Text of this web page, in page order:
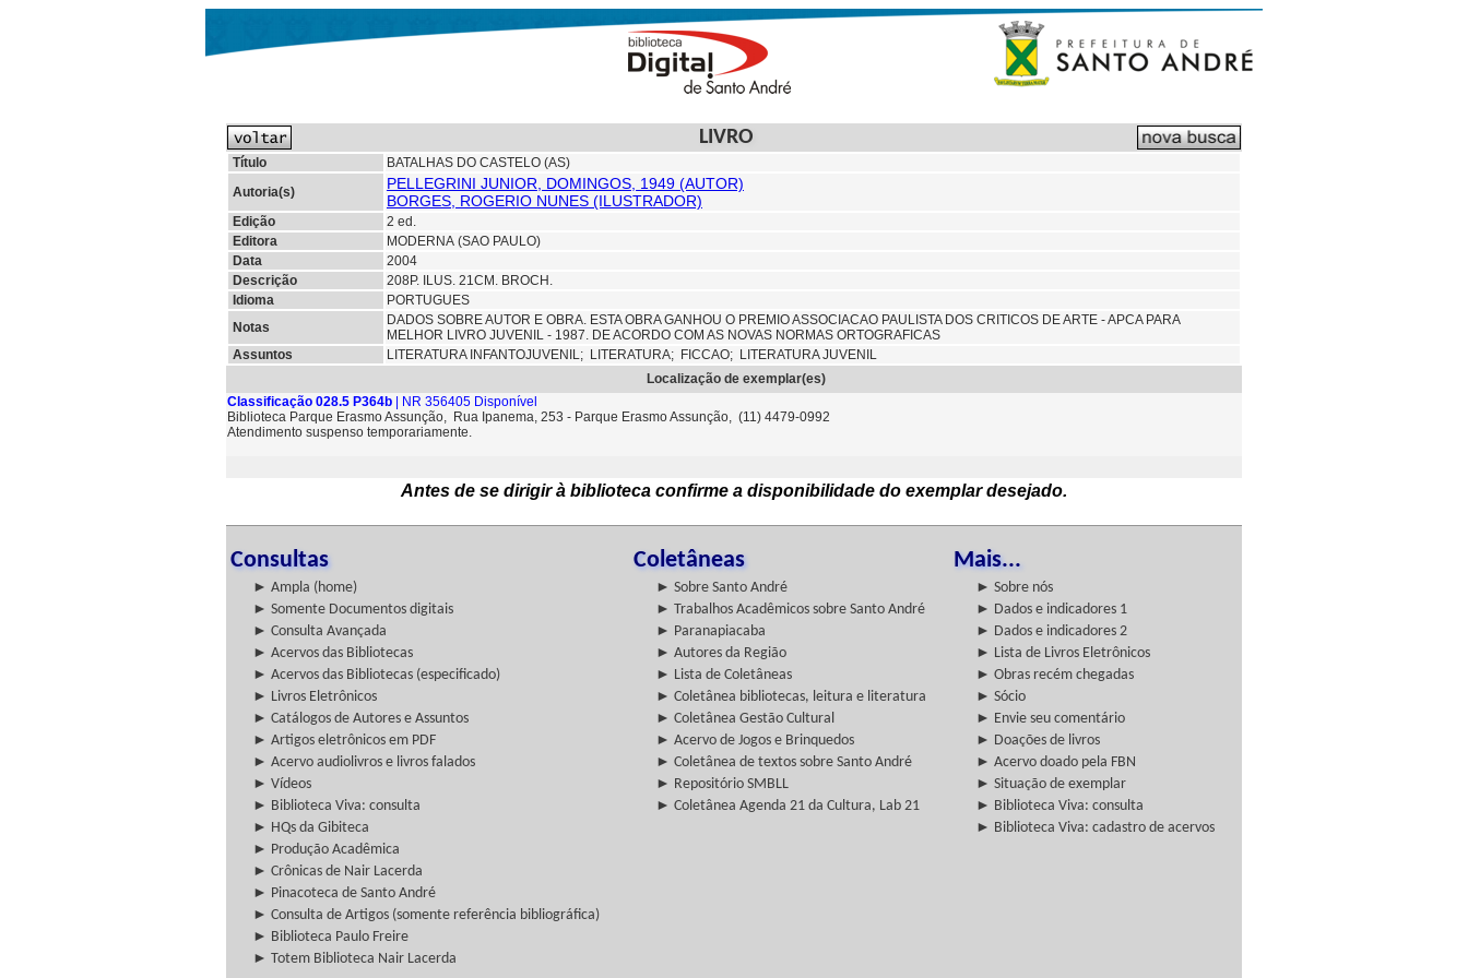
LIVRO
Título
BATALHAS DO CASTELO (AS)
Autoria(s)
PELLEGRINI JUNIOR, DOMINGOS, 1949 (AUTOR)
BORGES, ROGERIO NUNES (ILUSTRADOR)
Edição
2 ed.
Editora
MODERNA (SAO PAULO)
Data
2004
Descrição
208P. ILUS. 21CM. BROCH.
Idioma
PORTUGUES
Notas
DADOS SOBRE AUTOR E OBRA. ESTA OBRA GANHOU O PREMIO ASSOCIACAO PAULISTA DOS CRITICOS DE ARTE - APCA PARA
MELHOR LIVRO JUVENIL - 1987. DE ACORDO COM AS NOVAS NORMAS ORTOGRAFICAS
Assuntos
LITERATURA INFANTOJUVENIL; LITERATURA; FICCAO; LITERATURA JUVENIL
Localização de exemplar(es)
Classificação 028.5 P364b | NR 356405 Disponível
Biblioteca Parque Erasmo Assunção, Rua Ipanema, 253 - Parque Erasmo Assunção, (11) 4479-0992
Atendimento suspenso temporariamente.
Antes de se dirigir à biblioteca confirme a disponibilidade do exemplar desejado.
Consultas Coletâneas Mais...
► Ampla (home) ► Sobre Santo André
► Sobre nós
► Somente Documentos digitais
► Trabalhos Acadêmicos sobre Santo André
► Dados e indicadores 1
► Consulta Avançada
► Paranapiacaba
► Dados e indicadores 2
► Acervos das Bibliotecas
► Autores da Região
► Lista de Livros Eletrônicos
► Acervos das Bibliotecas (especificado)
► Lista de Coletâneas
► Obras recém chegadas
► Livros Eletrônicos
► Coletânea bibliotecas, leitura e literatura
► Sócio
► Catálogos de Autores e Assuntos
► Coletânea Gestão Cultural
► Envie seu comentário
► Artigos eletrônicos em PDF
► Acervo de Jogos e Brinquedos
► Doações de livros
► Acervo audiolivros e livros falados
► Coletânea de textos sobre Santo André
► Acervo doado pela FBN
► Vídeos
► Repositório SMBLL
► Situação de exemplar
► Biblioteca Viva: consulta
► Coletânea Agenda 21 da Cultura, Lab 21
► Biblioteca Viva: consulta
► HQs da Gibiteca
► Biblioteca Viva: cadastro de acervos
► Produção Acadêmica
► Crônicas de Nair Lacerda
► Pinacoteca de Santo André
► Consulta de Artigos (somente referência bibliográfica)
► Biblioteca Paulo Freire
► Totem Biblioteca Nair Lacerda